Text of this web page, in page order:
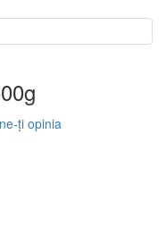
ţi opinia